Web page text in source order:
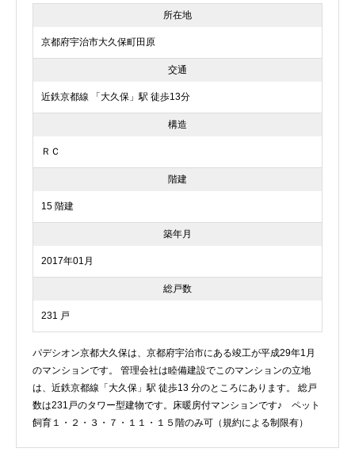
所在地
京都府宇治市大久保町田原
交通
近鉄京都線 「大久保」駅 徒歩13分
構造
ＲＣ
階建
15 階建
築年月
2017年01月
総戸数
231 戸
パデシオン京都大久保は、京都府宇治市にある竣工が平成29年1月
のマンションです。 管理会社は睦備建設でこのマンションの立地
は、近鉄京都線「大久保」駅 徒歩13 分のところにあります。 総戸
数は231戸のタワー型建物です。床暖房付マンションです♪ ペット
飼育１・２・３・７・１１・１５階のみ可（規約による制限有）